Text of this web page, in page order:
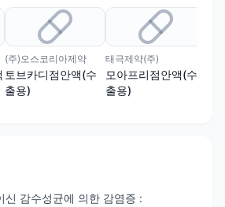
(주)오스코리아제약
토브카디점안액(수
출용)
태극제약(주)
모아프리점안액(수
출용)
신 감수성균에 의한 감염증 :